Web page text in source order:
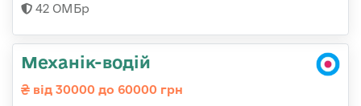
42 ОМБр
Механік-водій
від 30000 до 60000 грн